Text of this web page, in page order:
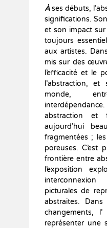
Àses débuts,
significations.
et son impact
toujours
aux artistes.
mis sur des
l’efficacité et le
l’abstraction,
monde,
abstraction et
aujourd’hui
fragmentées ;
poreuses. C’est
frontière entre
l’exposition
picturales de
abstraites.
changements,
représenter une